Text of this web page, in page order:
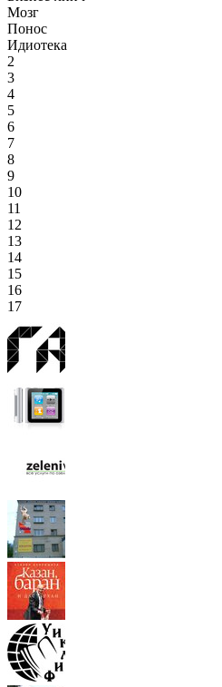
Мозг
Понос
Идиотека
2
3
4
5
6
7
8
9
10
11
12
13
14
15
16
17